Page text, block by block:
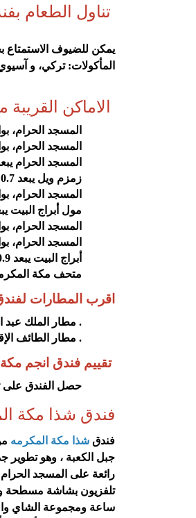
تناول الطعام
المأكولات: تركي، و
الاماكن
المسجد الحرام،
المسجد الحرام،
المسجد الحرام يبعد 0.6
زمزم ويل يبعد 0.7 كلم
المسجد الحرام،
مول أبراج البيت يبعد 0.7
المسجد الحرام، بوابة
المسجد الحرام، بوابة
أبراج البيت يبعد 0.9 كلم
متحف مكة المكرمة
اقرب المطارات
مطار الملك عبد .
مطار الطائف الإقليمي .
تقييم فندق انجم
حصل الفندق على
فندق شذا مكة
فندق شذا مكة المكرمه
جبل الكعبة ، وهو تطوير
رائعة على المسجد الحرام
ساعة ومجموعة الشاي